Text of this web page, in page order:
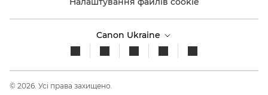
Canon Ukraine
© 2026. Усі права захищено.